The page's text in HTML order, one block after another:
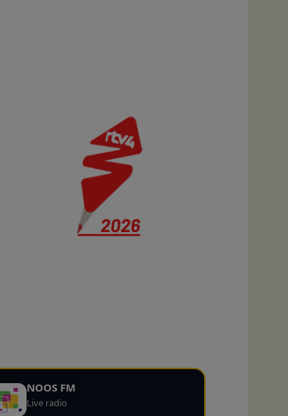
NOOS FM
Live radio